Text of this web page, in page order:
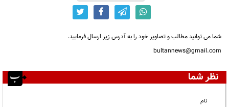
شما می توانید مطالب و تصاویر خود را به آدرس زیر ارسال فرمایید.
bultannews@gmail.com
نظر شما
نام